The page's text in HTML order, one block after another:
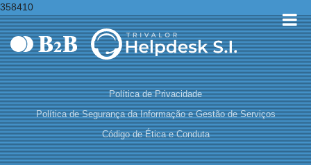
358410
Política de Privacidade
Política de Segurança da Informação e Gestão de Serviços
Código de Ética e Conduta